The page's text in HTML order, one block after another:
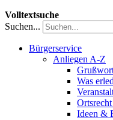
Volltextsuche
Suchen...
Bürgerservice
Anliegen A-Z
Was
Ideen &